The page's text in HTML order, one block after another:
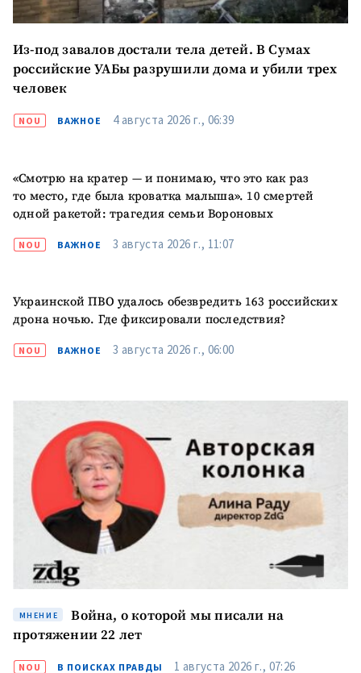
ПОДДЕРЖАТЬ
Из-под завалов достали тела детей. В Сумах
российские УАБы разрушили дома и убили трех
человек
NOU ВАЖНОЕ 4 августа 2026 г., 06:39
«Смотрю на кратер — и понимаю, что это как раз
то место, где была кроватка малыша». 10 смертей
одной ракетой: трагедия семьи Вороновых
NOU ВАЖНОЕ 3 августа 2026 г., 11:07
Украинской ПВО удалось обезвредить 163 российских
дрона ночью. Где фиксировали последствия?
NOU ВАЖНОЕ 3 августа 2026 г., 06:00
МНЕНИЕ
Война, о которой мы писали на
протяжении 22 лет
NOU В ПОИСКАХ ПРАВДЫ 1 августа 2026 г., 07:26
заголовок
изображение
+ Добавить ссылку на
новости
КОНТАКТНЫЙ ИСТОЧНИК
Анонимный источник
Электронная почта
+ Мой email
сполитикой
конфиденциальности.
ОТПРАВИТЬ НОВОСТЬ